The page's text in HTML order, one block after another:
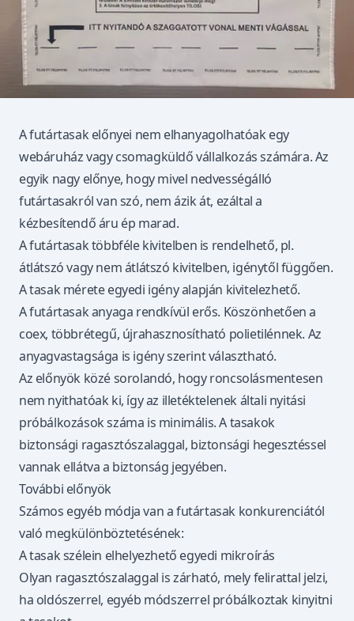
A futártasak előnyei nem elhanyagolhatóak egy
webáruház vagy csomagküldő vállalkozás számára. Az
egyik nagy előnye, hogy mivel nedvességálló
futártasakról van szó, nem ázik át, ezáltal a
kézbesítendő áru ép marad.
A futártasak többféle kivitelben is rendelhető, pl.
átlátszó vagy nem átlátszó kivitelben, igénytől függően.
A tasak mérete egyedi igény alapján kivitelezhető.
A futártasak anyaga rendkívül erős. Köszönhetően a
coex, többrétegű, újrahasznosítható polietilénnek. Az
anyagvastagsága is igény szerint választható.
Az előnyök közé sorolandó, hogy roncsolásmentesen
nem nyithatóak ki, így az illetéktelenek általi nyitási
próbálkozások száma is minimális. A tasakok
biztonsági ragasztószalaggal, biztonsági hegesztéssel
vannak ellátva a biztonság jegyében.
További előnyök
Számos egyéb módja van a futártasak konkurenciától
való megkülönböztetésének:
A tasak szélein elhelyezhető egyedi mikroírás
Olyan ragasztószalaggal is zárható, mely felirattal jelzi,
ha oldószerrel, egyéb módszerrel próbálkoztak kinyitni